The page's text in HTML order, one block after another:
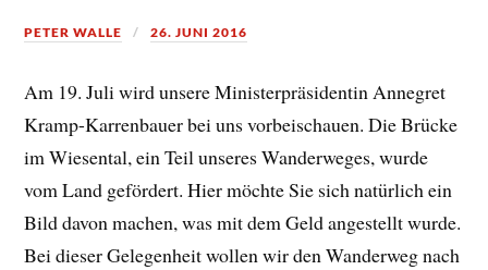
PETER WALLE 26. JUNI 2016
Am 19. Juli wird unsere Ministerpräsidentin Annegret
Kramp-Karrenbauer bei uns vorbeischauen. Die Brücke
im Wiesental, ein Teil unseres Wanderweges, wurde
vom Land gefördert. Hier möchte Sie sich natürlich ein
Bild davon machen, was mit dem Geld angestellt wurde.
Bei dieser Gelegenheit wollen wir den Wanderweg nach